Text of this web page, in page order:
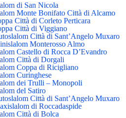
di San Nicola
Monte Bonifato Città di Alcamo
Città di Corleto Perticara
Città di Viggiano
Città di Sant’Angelo Muxaro
Monterosso Almo
Castello di Rocca D’Evandro
Città di Dorgali
Coppa di Ricigliano
Curinghese
dei Trulli – Monopoli
del Satiro
Città di Sant’Angelo Muxaro
di Roccadaspide
Città di Bolca